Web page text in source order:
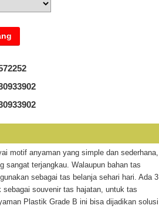
motif anyaman yang simple dan sederhana,
sangat terjangkau. Walaupun bahan tas
sebagai tas belanja sehari hari. Ada 3
souvenir tas hajatan, untuk tas
Plastik Grade B ini bisa dijadikan solusi